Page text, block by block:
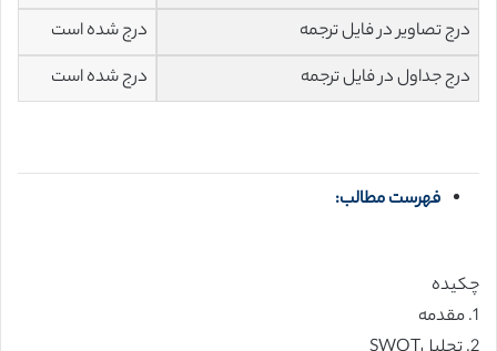
درج تصاویر در فایل ترجمه
درج شده است
درج جداول در فایل ترجمه
درج شده است
فهرست مطالب:
چکیده
1. مقدمه